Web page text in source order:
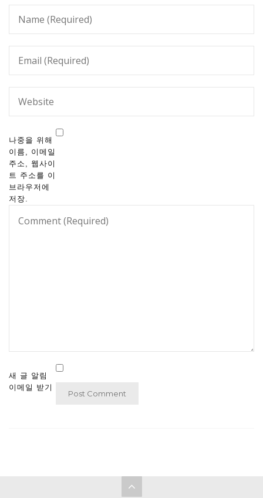
나중을 위해
이름, 이메일
주소, 웹사이
트 주소를 이
브라우저에
저장.
새 글 알림
이메일 받기